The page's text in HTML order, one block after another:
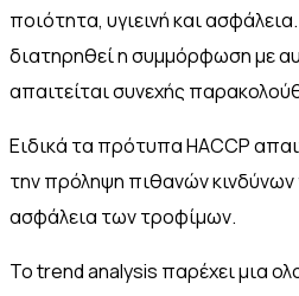
ποιότητα, υγιεινή και
διατηρηθεί η συμμόρφωση με
απαιτείται συνεχής
Ειδικά τα πρότυπα HACCP
την πρόληψη πιθανών κινδύνων
ασφάλεια των τροφίμων.
Το trend analysis παρέχει μια